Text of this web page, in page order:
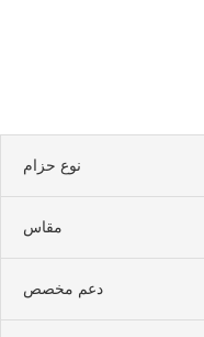
نوع حزام
مقاس
دعم مخصص